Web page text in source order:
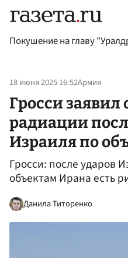
Покушение на главу
18 июня 2025 16:52Армия
Гросси заявил
радиации
Израиля по
Гросси: после ударов
объектам Ирана есть
Данила Титоренко